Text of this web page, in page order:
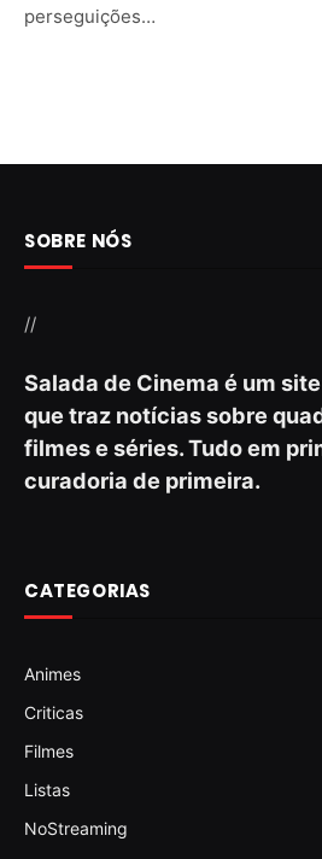
perseguições…
SOBRE NÓS
//
Salada de Cinema é um
que traz notícias sobre
filmes e séries. Tudo em
curadoria de primeira.
CATEGORIAS
Animes
Criticas
Filmes
Listas
NoStreaming